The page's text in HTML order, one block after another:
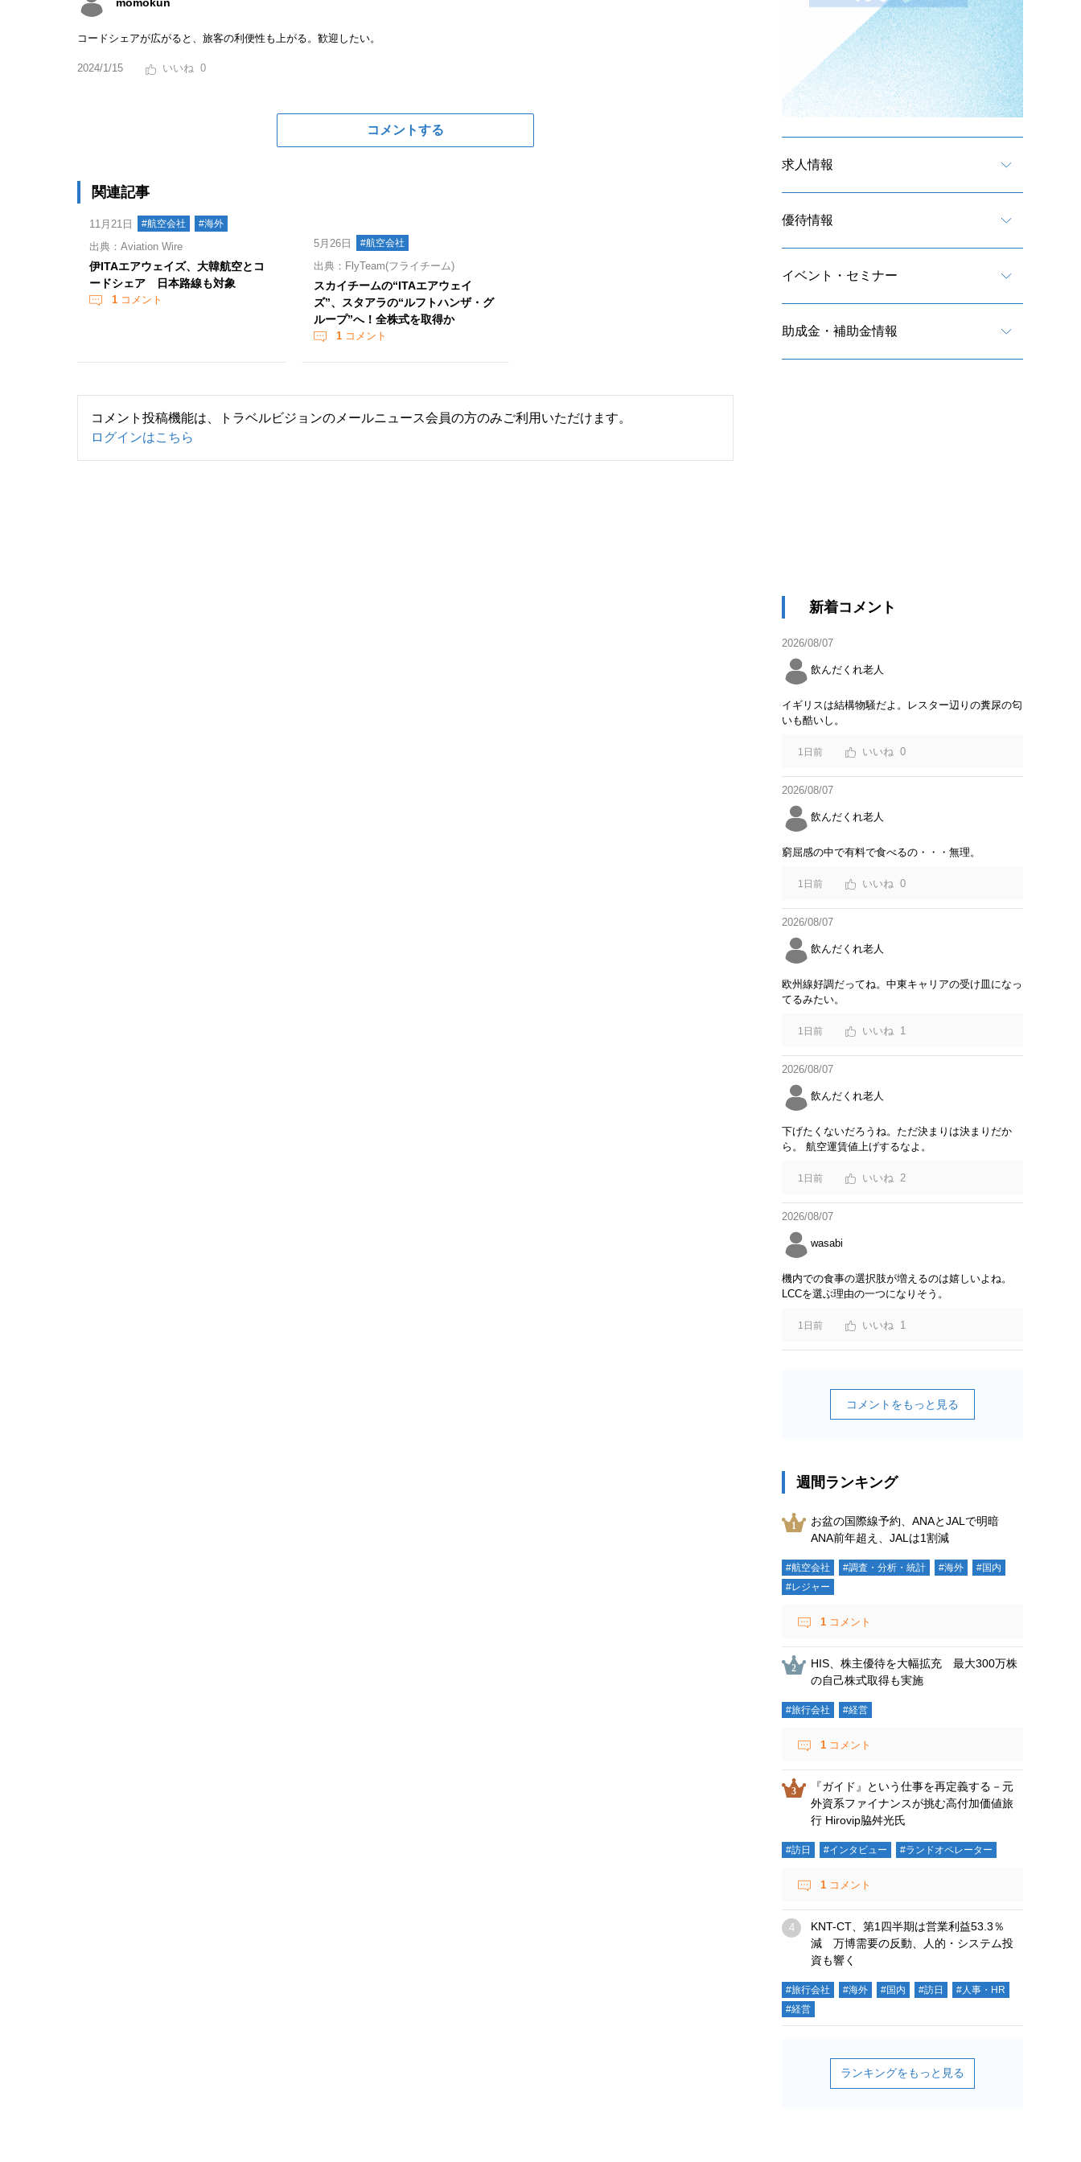
momokun
コードシェアが広がると、旅客の利便性も上がる。歓迎したい。
2024/1/15 0
コメントする
関連記事
11月21日 #航空会社 #海外
出典：Aviation Wire
伊ITAエアウェイズ、大韓航空とコ
ードシェア 日本路線も対象
1 コメント
5月26日 #航空会社
出典：FlyTeam(フライチーム)
スカイチームの“ITAエアウェイ
ズ”、スタアラの“ルフトハンザ・グ
ループ”へ！全株式を取得か
1コメント
コメント投稿機能は、トラベルビジョンのメールニュース会員の方のみご利用いただけます。
ログインはこちら
求人情報
優待情報
イベント・セミナー
助成金・補助金情報
新着コメント
2026/08/07
飲んだくれ老人
イギリスは結構物騒だよ。レスター辺りの糞尿の匂
いも酷いし。
1日前 0
2026/08/07
飲んだくれ老人
窮屈感の中で有料で食べるの・・・無理。
1日前 0
2026/08/07
飲んだくれ老人
欧州線好調だってね。中東キャリアの受け皿になっ
てるみたい。
1日前 1
2026/08/07
飲んだくれ老人
下げたくないだろうね。ただ決まりは決まりだか
ら。 航空運賃値上げするなよ。
1日前 2
2026/08/07
wasabi
機内での食事の選択肢が増えるのは嬉しいよね。
LCCを選ぶ理由の一つになりそう。
1日前 1
コメントをもっと見る
週間ランキング
お盆の国際線予約、ANAとJALで明暗
ANA前年超え、JALは1割減
#航空会社 #調査・分析・統計 #海外
#国内
#レジャー
1 コメント
HIS、株主優待を大幅拡充 最大300万株
の自己株式取得も実施
#旅行会社 #経営
1 コメント
『ガイド』という仕事を再定義する－元
外資系ファイナンスが挑む高付加価値旅
行 Hirovip脇舛光氏
#訪日 #インタビュー #ランドオペレーター
1 コメント
KNT-CT、第1四半期は営業利益53.3％
減 万博需要の反動、人的・システム投
資も響く
#旅行会社 #海外 #国内 #訪日
#人事・HR
#経営